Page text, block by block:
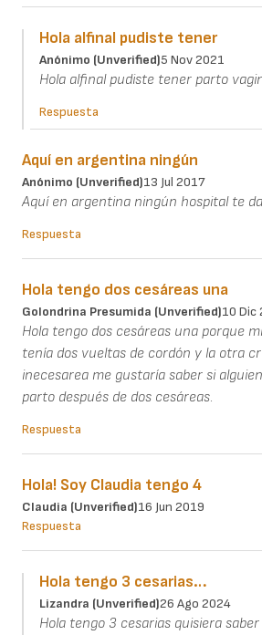
Hola alfinal pudiste tener
Anónimo (unverified)5 Nov 2021
Hola alfinal pudiste tener parto
Respuesta
Aquí en argentina ningún
Anónimo (unverified)13 Jul 2017
Aquí en argentina ningún hospital te
Respuesta
Hola tengo dos cesáreas una
Golondrina Presumida (unverified)10 Dic
Hola tengo dos cesáreas una porque
tenía dos vueltas de cordón y la otra
inecesarea me gustaría saber si
parto después de dos cesáreas.
Respuesta
Hola! Soy Claudia tengo 4
Claudia (unverified)16 Jun 2019
Respuesta
Hola tengo 3 cesarias…
Lizandra (unverified)26 Ago 2024
Hola tengo 3 cesarias quisiera